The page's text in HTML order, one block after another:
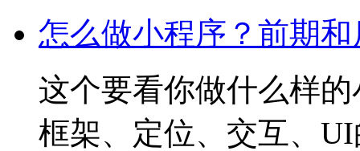
怎么做小程序？前期
这个要看你做什么样
框架、定位、交互、